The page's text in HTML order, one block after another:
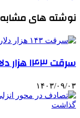
نوشته های مشابه
سرقت ۱۴۳ هزار دلاری از یک شرکت خصوصی
۱۴۰۳/۰۹/۰۳